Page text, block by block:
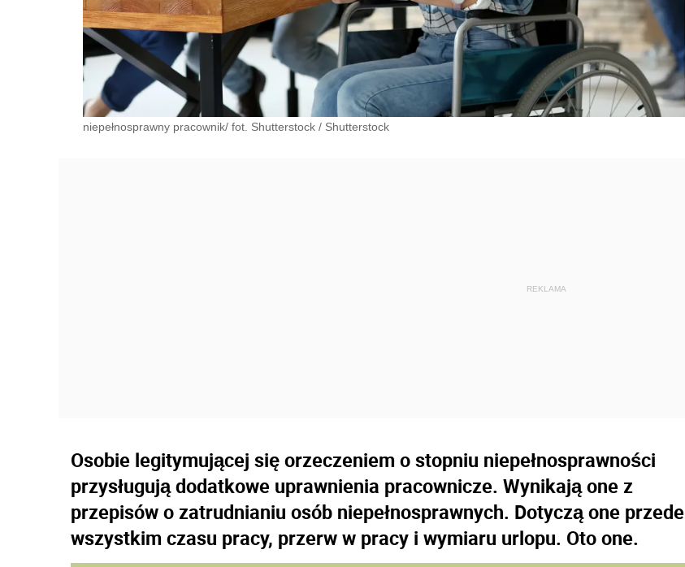
niepełnosprawny pracownik/ fot. Shutterstock / Shutterstock
Osobie legitymującej się orzeczeniem o stopniu niepełnosprawności
przysługują dodatkowe uprawnienia pracownicze. Wynikają one z
przepisów o zatrudnianiu osób niepełnosprawnych. Dotyczą one przede
wszystkim czasu pracy, przerw w pracy i wymiaru urlopu. Oto one.